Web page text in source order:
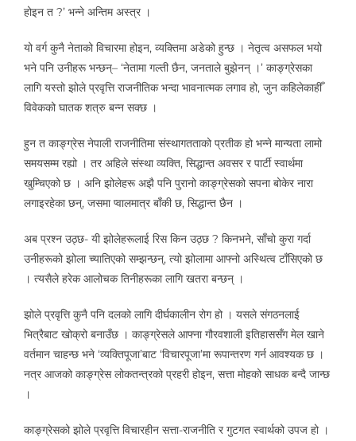
होइन त ?’ भन्ने अन्तिम अस्त्र ।
यो वर्ग कुनै नेताको विचारमा होइन, व्यक्तिमा अडेको हुन्छ । नेतृत्व असफल भयो
भने पनि उनीहरू भन्छन्– ‘नेतामा गल्ती छैन, जनताले बुझेनन् ।’ काङ्ग्रेसका
लागि यस्तो झोले प्रवृत्ति राजनीतिक भन्दा भावनात्मक लगाव हो, जुन कहिलेकाहीँ
विवेकको घातक शत्रु बन्न सक्छ ।
हुन त काङ्ग्रेस नेपाली राजनीतिमा संस्थागतताको प्रतीक हो भन्ने मान्यता लामो
समयसम्म रह्यो । तर अहिले संस्था व्यक्ति, सिद्धान्त अवसर र पार्टी स्वार्थमा
खुम्चिएको छ । अनि झोलेहरू अझै पनि पुरानो काङ्ग्रेसको सपना बोकेर नारा
लगाइरहेका छन्, जसमा प्वालमात्र बाँकी छ, सिद्धान्त छैन ।
अब प्रश्न उठ्छ- यी झोलेहरूलाई रिस किन उठ्छ ? किनभने, साँचो कुरा गर्दा
उनीहरूको झोला च्यातिएको सम्झन्छन्, त्यो झोलामा आफ्नो अस्थित्व टाँसिएको छ
। त्यसैले हरेक आलोचक तिनीहरूका लागि खतरा बन्छन् ।
झोले प्रवृत्ति कुनै पनि दलको लागि दीर्घकालीन रोग हो । यसले संगठनलाई
भित्रैबाट खोक्रो बनाउँछ । काङ्ग्रेसले आफ्ना गौरवशाली इतिहाससँग मेल खाने
वर्तमान चाहन्छ भने ‘व्यक्तिपूजा’बाट ‘विचारपूजा’मा रूपान्तरण गर्न आवश्यक छ ।
नत्र आजको काङ्ग्रेस लोकतन्त्रको प्रहरी होइन, सत्ता मोहको साधक बन्दै जान्छ
।
काङ्ग्रेसको झोले प्रवृत्ति विचारहीन सत्ता-राजनीति र गुटगत स्वार्थको उपज हो ।